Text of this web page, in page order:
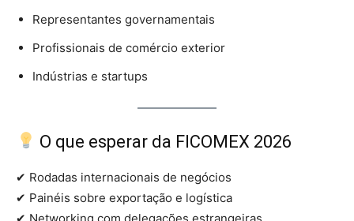
Representantes governamentais
Profissionais de comércio exterior
Indústrias e startups
O que esperar da FICOMEX 2026
✔ Rodadas internacionais de negócios
✔ Painéis sobre exportação e logística
✔ Networking com delegações estrangeiras